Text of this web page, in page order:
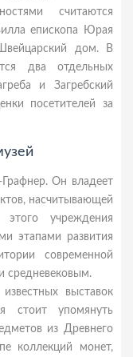
считаются
епископа Юрая
дом. В
два отдельных
и Загребский
посетителей за
Он владеет
насчитывающей
учреждения
этапами развития
современной
средневековым.
выставок
стоит упомянуть
из Древнего
коллекций монет,